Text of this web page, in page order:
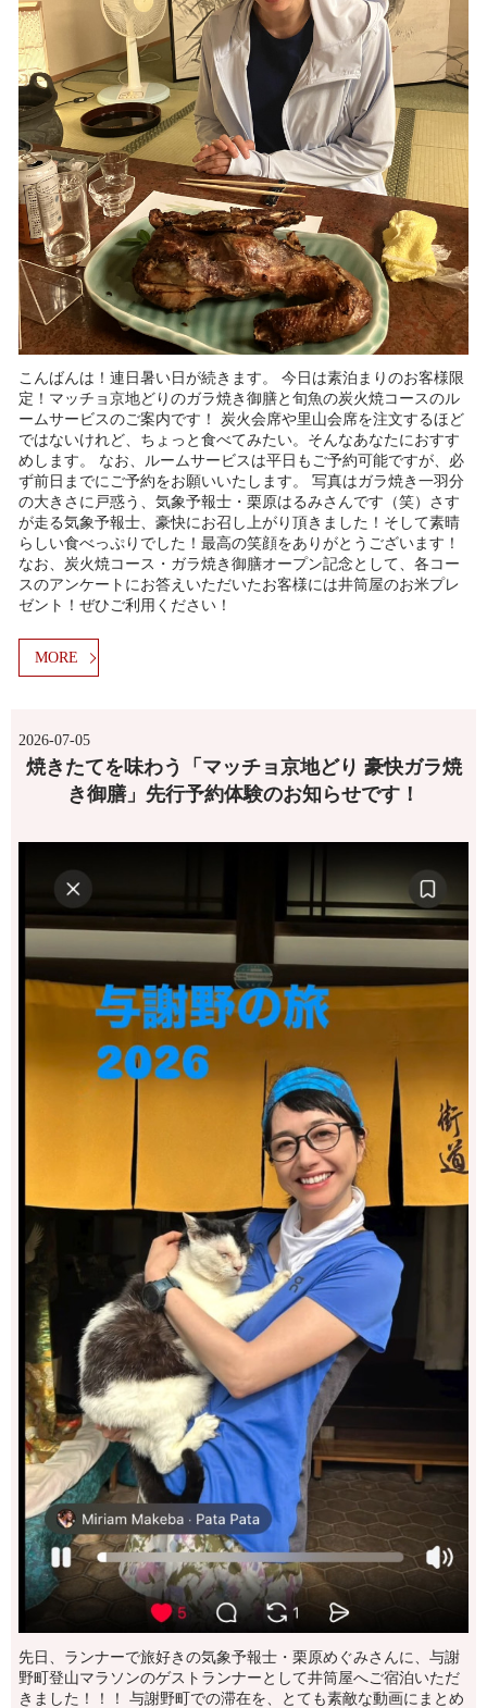
こんばんは！連日暑い日が続きます。 今日は素泊まりのお客様限
定！マッチョ京地どりのガラ焼き御膳と旬魚の炭火焼コースのル
ームサービスのご案内です！ 炭火会席や里山会席を注文するほど
ではないけれど、ちょっと食べてみたい。そんなあなたにおすす
めします。 なお、ルームサービスは平日もご予約可能ですが、必
ず前日までにご予約をお願いいたします。 写真はガラ焼き一羽分
の大きさに戸惑う、気象予報士・栗原はるみさんです（笑）さす
が走る気象予報士、豪快にお召し上がり頂きました！そして素晴
らしい食べっぷりでした！最高の笑顔をありがとうございます！
なお、炭火焼コース・ガラ焼き御膳オープン記念として、各コー
スのアンケートにお答えいただいたお客様には井筒屋のお米プレ
ゼント！ぜひご利用ください！
MORE
2026-07-05
焼きたてを味わう「マッチョ京地どり 豪快ガラ焼
き御膳」先行予約体験のお知らせです！
先日、ランナーで旅好きの気象予報士・栗原めぐみさんに、与謝
野町登山マラソンのゲストランナーとして井筒屋へご宿泊いただ
きました！！！ 与謝野町での滞在を、とても素敵な動画にまとめ